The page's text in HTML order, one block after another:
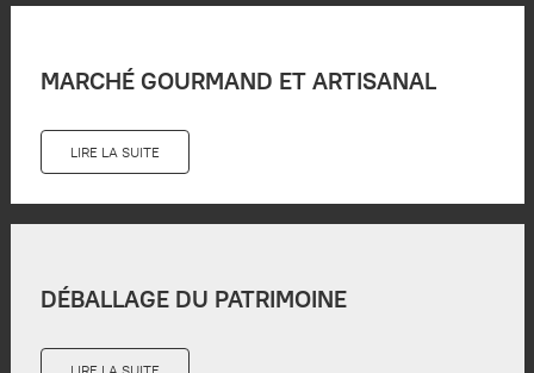
MARCHÉ GOURMAND ET ARTISANAL
LIRE LA SUITE
DÉBALLAGE DU PATRIMOINE